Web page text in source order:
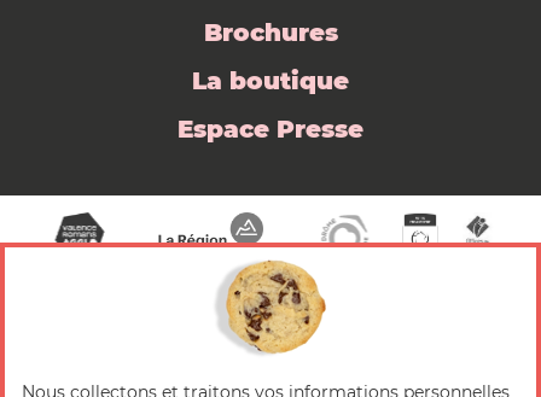
Brochures
La boutique
Espace Presse
Nous collectons et traitons vos informations personnelles